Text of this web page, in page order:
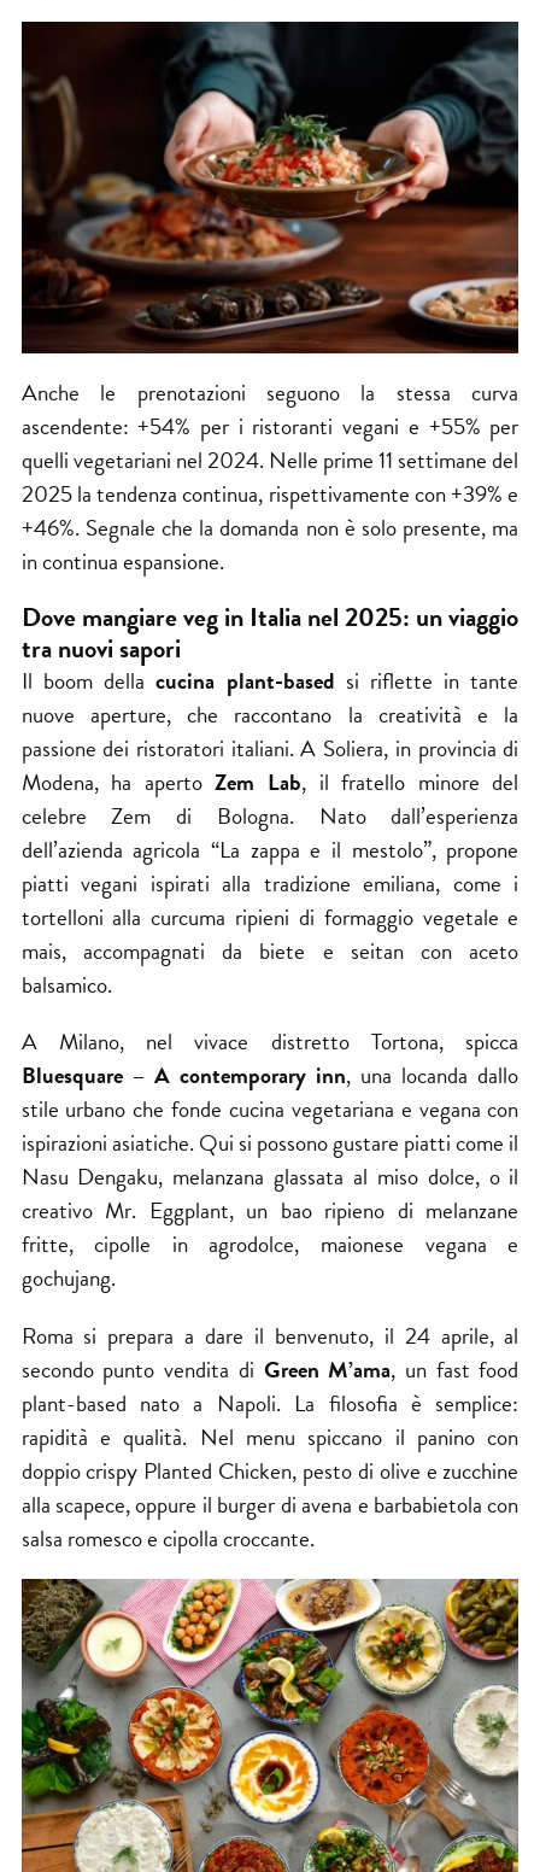
Anche le prenotazioni seguono la stessa curva
ascendente: +54% per i ristoranti vegani e +55% per
quelli vegetariani nel 2024. Nelle prime 11 settimane del
2025 la tendenza continua, rispettivamente con +39% e
+46%. Segnale che la domanda non è solo presente, ma
in continua espansione.
Dove mangiare veg in Italia nel 2025: un viaggio
tra nuovi sapori
Il boom dellacucina plant-based si riflette in tante
nuove aperture, che raccontano la creatività e la
passione dei ristoratori italiani. A Soliera, in provincia di
Modena, ha apertoZem Lab, il fratello minore del
celebre Zem di Bologna. Nato dall’esperienza
dell’azienda agricola “La zappa e il mestolo”, propone
piatti vegani ispirati alla tradizione emiliana, come i
tortelloni alla curcuma ripieni di formaggio vegetale e
mais, accompagnati da biete e seitan con aceto
balsamico.
A Milano, nel vivace distretto Tortona, spicca
Bluesquare – A contemporary inn, una locanda dallo
stile urbano che fonde cucina vegetariana e vegana con
ispirazioni asiatiche. Qui si possono gustare piatti come il
Nasu Dengaku, melanzana glassata al miso dolce, o il
creativo Mr. Eggplant, un bao ripieno di melanzane
fritte, cipolle in agrodolce, maionese vegana e
gochujang.
Roma si prepara a dare il benvenuto, il 24 aprile, al
secondo punto vendita di Green M’ama, un fast food
plant-based nato a Napoli. La filosofia è semplice:
rapidità e qualità. Nel menu spiccano il panino con
doppio crispy Planted Chicken, pesto di olive e zucchine
alla scapece, oppure il burger di avena e barbabietola con
salsa romesco e cipolla croccante.